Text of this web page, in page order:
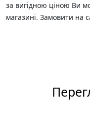
за вигідною ціною Ви
магазині. Замовити на